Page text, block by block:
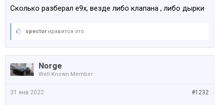
Сколько разберал е9х, везде либо клапана , либо дырки
spectorнравится это.
Norge
Well-Known Member
#1232
31 янв 2022